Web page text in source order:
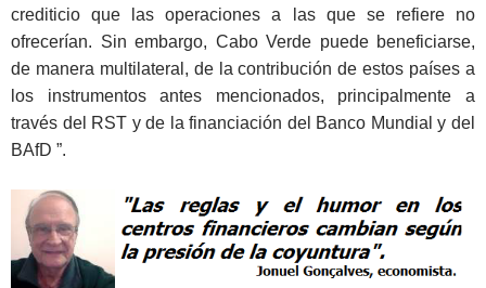
crediticio que las operaciones a las que se refiere no
ofrecerían. Sin embargo, Cabo Verde puede beneficiarse,
de manera multilateral, de la contribución de estos países a
los instrumentos antes mencionados, principalmente a
través del RST y de la financiación del Banco Mundial y del
BAfD ”.